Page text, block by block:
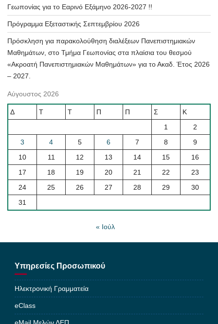
Γεωπονίας για το Εαρινό Εξάμηνο 2026-2027 !!
Πρόγραμμα Εξεταστικής Σεπτεμβρίου 2026
Πρόσκληση για παρακολούθηση διαλέξεων Πανεπιστημιακών
Μαθημάτων, στο Τμήμα Γεωπονίας στα πλαίσια του θεσμού
«Ακροατή Πανεπιστημιακών Μαθημάτων» για το Ακαδ. Έτος 2026
– 2027.
Αύγουστος 2026
Δ Τ Τ Π Π Σ
Κ
1
2
3
4 5 6 7 8
9
10
11 12 13 14 15
16
17
18 19 20 21 22
23
24
25 26 27 28 29
30
31
« Ιούλ
Υπηρεσίες Προσωπικού
Ηλεκτρονική Γραμματεία
eClass